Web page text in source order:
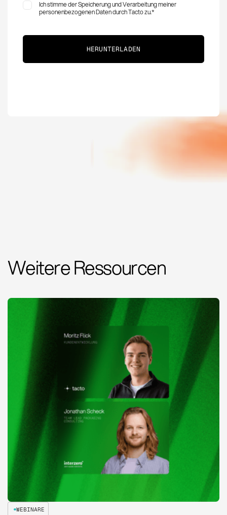
Ich stimme der Speicherung und Verarbeitung meiner
personenbezogenen Daten durch Tacto zu.*
Weitere Ressourcen
WEBINARE